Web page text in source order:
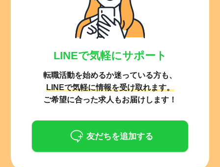
LINEで気軽にサポート
転職活動を始めるか迷っている方も、
LINEで気軽に情報を受け取れます。
ご希望に合った求人もお届けします！
友だちを追加する